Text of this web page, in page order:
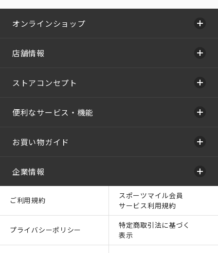
オンラインショップ
店舗情報
ストアコンセプト
便利なサービス・機能
お買い物ガイド
企業情報
ご利用規約
スポーツマイル会員
サービス利用規約
プライバシーポリシー
特定商取引法に基づく
表示